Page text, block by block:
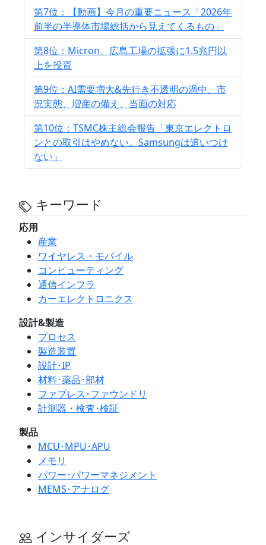
第7位：【動画】今月の重要ニュース「2026年
前半の半導体市場総括から見えてくるもの」
第8位：Micron、広島工場の拡張に1.5兆円以
上を投資
第9位：AI需要増大&先行き不透明の渦中、市
況実態、増産の備え、当面の対応
第10位：TSMC株主総会報告「東京エレクトロ
ンとの取引はやめない。Samsungは追いつけ
ない」
キーワード
応用
産業
ワイヤレス・モバイル
コンピューティング
通信インフラ
カーエレクトロニクス
設計&製造
プロセス
製造装置
設計･IP
材料･薬品･部材
ファブレス･ファウンドリ
計測器・検査･検証
製品
MCU･MPU･APU
メモリ
パワー･パワーマネジメント
MEMS･アナログ
インサイダーズ